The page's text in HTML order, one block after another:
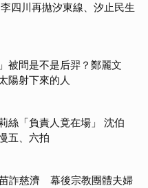
四川再拋汐東線、汐止民生
被問是不是后羿？鄭麗文
陽射下來的人
絲「負責人竟在場」 沈伯
五、六拍
詐慈濟 幕後宗教團體夫婦